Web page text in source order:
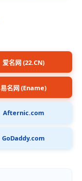
爱名网 (22.CN)
易名网 (Ename)
Afternic.com
GoDaddy.com